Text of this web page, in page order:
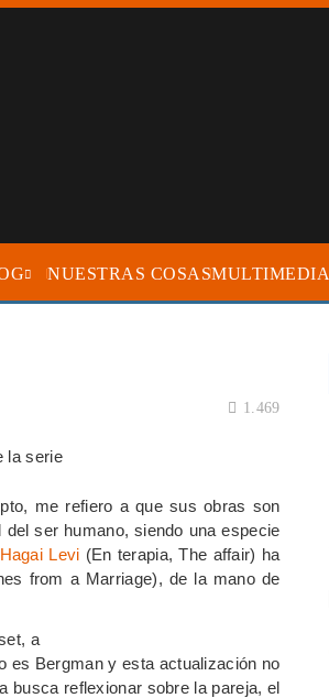
NUESTRAS COSASMULTIMEDIA
1.469
me refiero a que sus obras son
ser humano, siendo una especie
Hagai Levi (En terapia, The affair) ha
from a Marriage), de la mano de
a
es Bergman y esta actualización no
busca reflexionar sobre la pareja, el